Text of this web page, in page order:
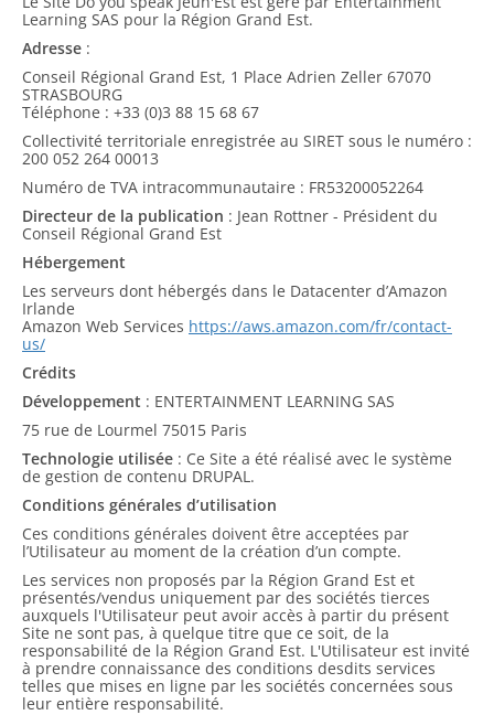
Learning SAS pour la Région Grand Est.
Adresse :
Conseil Régional Grand Est, 1 Place Adrien Zeller 67070
STRASBOURG
Téléphone : +33 (0)3 88 15 68 67
Collectivité territoriale enregistrée au SIRET sous le numéro :
200 052 264 00013
Numéro de TVA intracommunautaire : FR53200052264
Directeur de la publication : Jean Rottner - Président du
Conseil Régional Grand Est
Hébergement
Les serveurs dont hébergés dans le Datacenter d’Amazon
Irlande
Amazon Web Services https://aws.amazon.com/fr/contact-
us/
Crédits
Développement : ENTERTAINMENT LEARNING SAS
75 rue de Lourmel 75015 Paris
Technologie utilisée : Ce Site a été réalisé avec le système
de gestion de contenu DRUPAL.
Conditions générales d’utilisation
Ces conditions générales doivent être acceptées par
l’Utilisateur au moment de la création d’un compte.
Les services non proposés par la Région Grand Est et
présentés/vendus uniquement par des sociétés tierces
auxquels l'Utilisateur peut avoir accès à partir du présent
Site ne sont pas, à quelque titre que ce soit, de la
responsabilité de la Région Grand Est. L'Utilisateur est invité
à prendre connaissance des conditions desdits services
telles que mises en ligne par les sociétés concernées sous
leur entière responsabilité.